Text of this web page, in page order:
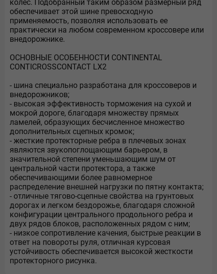
колес. Подобранный таким образом размерный ряд
обеспечивает этой шине превосходную
применяемость, позволяя использовать ее
практически на любом современном кроссовере или
внедорожнике.
ОСНОВНЫЕ ОСОБЕННОСТИ CONTINENTAL
CONTICROSSCONTACT LX2
- шина специально разработана для кроссоверов и
внедорожников;
- высокая эффективность торможения на сухой и
мокрой дороге, благодаря множеству прямых
ламелей, образующих бесчисленное множество
дополнительных сцепных кромок;
- жесткие протекторные ребра в плечевых зонах
являются звукопоглощающим барьером, в
значительной степени уменьшающим шум от
центральной части протектора, а также
обеспечивающими более равномерное
распределение внешней нагрузки по пятну контакта;
- отличные тягово-сцепные свойства на грунтовых
дорогах и легком бездорожье, благодаря сложной
конфигурации центрального продольного ребра и
двух рядов блоков, расположенных рядом с ним;
- низкое сопротивление качения, быстрые реакции в
ответ на повороты руля, отличная курсовая
устойчивость обеспечивается высокой жесткости
протекторного рисунка.